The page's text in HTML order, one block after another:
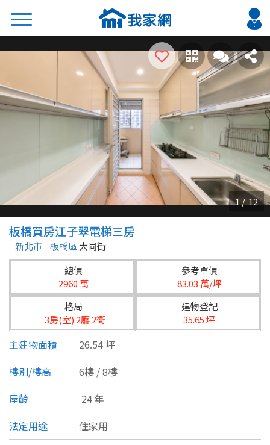
搜尋
熱門關鍵字
2026 台北降價好屋限量釋出
2026 新北降價好屋限量釋出
2026 台中降價好屋限量釋出
2026 台南降價好屋限量釋出
2026 高雄降價好屋限量釋出
縣市
不限
台北市
基隆市
新北市
宜蘭縣
桃園市
新竹市
新竹縣
區域
類型(可複選)
公寓
別墅 透天厝
板橋買房江子翠電梯三房
新北市 板橋區 大同街
總價
2960 萬
參考單價
83.03 萬/坪
格局
3房(室) 2廳 2衛
建物登記
35.65 坪
主建物面積
26.54 坪
樓別/樓高
6樓 / 8樓
屋齡
24 年
法定用途
住家用